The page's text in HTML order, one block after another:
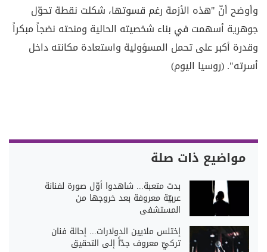
وأوضح أنّ "هذه الأزمة رغم قسوتها، شكلت نقطة تحوّل
جوهرية أسهمت في بناء شخصيته الحالية ومنحته نضجاً مبكراً
وقدرة أكبر على تحمل المسؤولية واستعادة مكانته داخل
أسرته". (روسيا اليوم)
مواضيع ذات صلة
بدت متعبة... شاهدوا أوّل صورة لفنانة
عربيّة معروفة بعد خروجها من
المستشفى
إختلس ملايين الدولارات... إحالة فنان
تركيّ معروف جدّاً إلى التحقيق